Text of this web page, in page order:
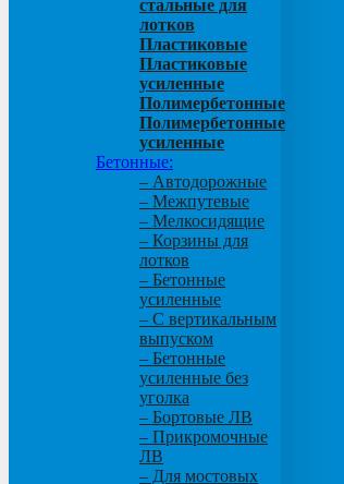
стальные для
лотков
Пластиковые
Пластиковые
усиленные
Полимербетонные
Полимербетонные
усиленные
Бетонные:
– Автодорожные
– Межпутевые
– Мелкосидящие
– Корзины для
лотков
– Бетонные
усиленные
– С вертикальным
выпуском
– Бетонные
усиленные без
уголка
– Бортовые ЛВ
– Прикромочные
ЛВ
– Для мостовых